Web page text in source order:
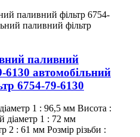
паливний
6130 автомобільний
6754-79-6130
1 : 96,5 мм Висота :
діаметр 1 : 72 мм
2 : 61 мм Розмір різьби :